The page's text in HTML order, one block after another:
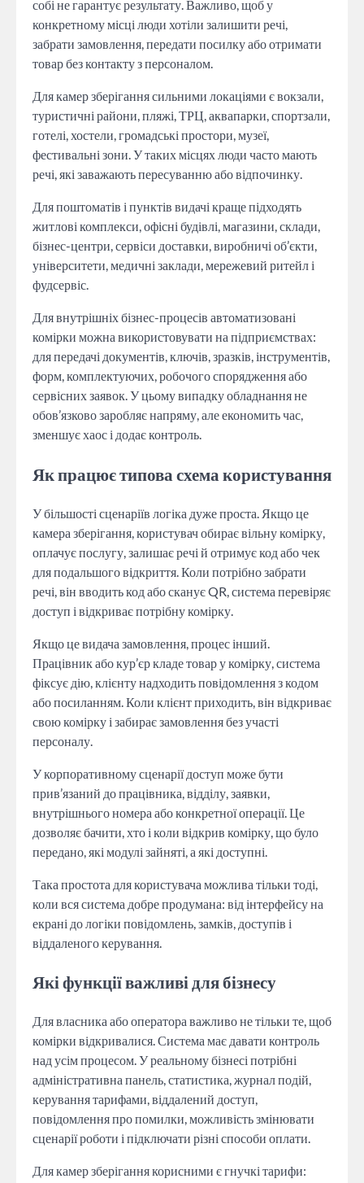
собі не гарантує результату. Важливо, щоб у
конкретному місці люди хотіли залишити речі,
забрати замовлення, передати посилку або отримати
товар без контакту з персоналом.
Для камер зберігання сильними локаціями є вокзали,
туристичні райони, пляжі, ТРЦ, аквапарки, спортзали,
готелі, хостели, громадські простори, музеї,
фестивальні зони. У таких місцях люди часто мають
речі, які заважають пересуванню або відпочинку.
Для поштоматів і пунктів видачі краще підходять
житлові комплекси, офісні будівлі, магазини, склади,
бізнес-центри, сервіси доставки, виробничі об’єкти,
університети, медичні заклади, мережевий ритейл і
фудсервіс.
Для внутрішніх бізнес-процесів автоматизовані
комірки можна використовувати на підприємствах:
для передачі документів, ключів, зразків, інструментів,
форм, комплектуючих, робочого спорядження або
сервісних заявок. У цьому випадку обладнання не
обов’язково заробляє напряму, але економить час,
зменшує хаос і додає контроль.
Як працює типова схема користування
У більшості сценаріїв логіка дуже проста. Якщо це
камера зберігання, користувач обирає вільну комірку,
оплачує послугу, залишає речі й отримує код або чек
для подальшого відкриття. Коли потрібно забрати
речі, він вводить код або сканує QR, система перевіряє
доступ і відкриває потрібну комірку.
Якщо це видача замовлення, процес інший.
Працівник або кур’єр кладе товар у комірку, система
фіксує дію, клієнту надходить повідомлення з кодом
або посиланням. Коли клієнт приходить, він відкриває
свою комірку і забирає замовлення без участі
персоналу.
У корпоративному сценарії доступ може бути
прив’язаний до працівника, відділу, заявки,
внутрішнього номера або конкретної операції. Це
дозволяє бачити, хто і коли відкрив комірку, що було
передано, які модулі зайняті, а які доступні.
Така простота для користувача можлива тільки тоді,
коли вся система добре продумана: від інтерфейсу на
екрані до логіки повідомлень, замків, доступів і
віддаленого керування.
Які функції важливі для бізнесу
Для власника або оператора важливо не тільки те, щоб
комірки відкривалися. Система має давати контроль
над усім процесом. У реальному бізнесі потрібні
адміністративна панель, статистика, журнал подій,
керування тарифами, віддалений доступ,
повідомлення про помилки, можливість змінювати
сценарії роботи і підключати різні способи оплати.
Для камер зберігання корисними є гнучкі тарифи: